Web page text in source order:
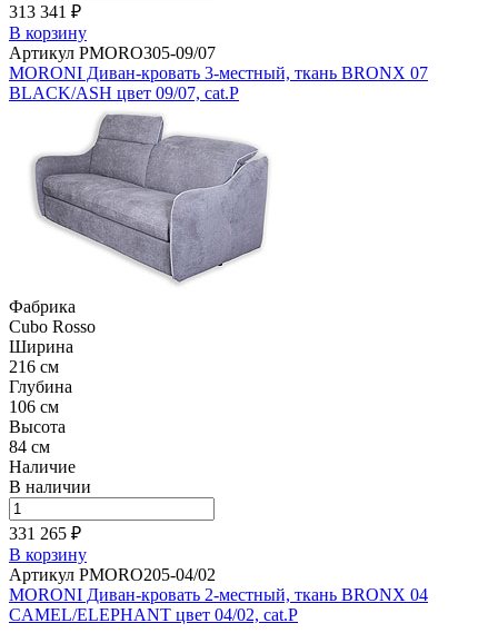
313 341 ₽
В корзину
Артикул PMORO305-09/07
MORONI Диван-кровать 3-местный, ткань BRONX 07
BLACK/ASH цвет 09/07, cat.P
Фабрика
Cubo Rosso
Ширина
216 см
Глубина
106 см
Высота
84 см
Наличие
В наличии
331 265 ₽
В корзину
Артикул PMORO205-04/02
MORONI Диван-кровать 2-местный, ткань BRONX 04
CAMEL/ELEPHANT цвет 04/02, cat.P